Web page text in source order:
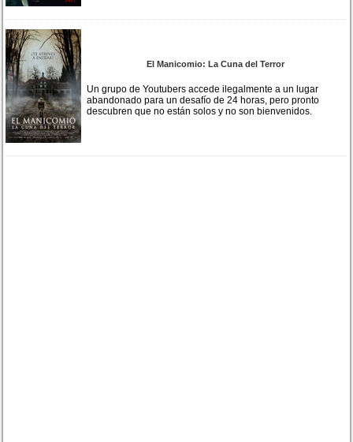
El Manicomio: La Cuna del Terror
Un grupo de Youtubers accede ilegalmente a un lugar
abandonado para un desafío de 24 horas, pero pronto
descubren que no están solos y no son bienvenidos.